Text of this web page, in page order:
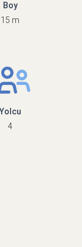
Boy
15 m
Yolcu
4